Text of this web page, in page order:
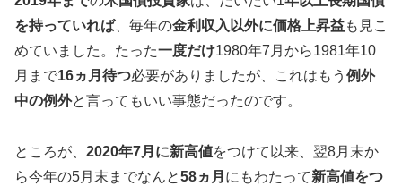
を持っていれば、毎年の金利収入以外に価格上昇益も見こ
めていました。たった一度だけ1980年7月から1981年10
月まで16ヵ月待つ必要がありましたが、これはもう 例外
中の例外と言ってもいい事態だったのです。
ところが、 2020年7月に新高値をつけて以来、翌8月末か
ら今年の5月末までなんと58ヵ月 にもわたって新高値をつ